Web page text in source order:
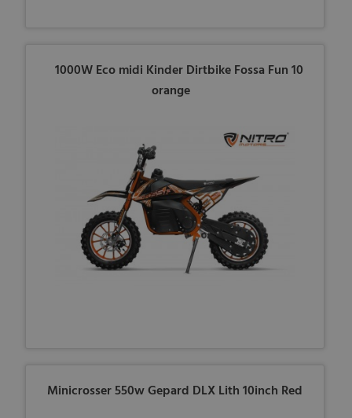
1000W Eco midi Kinder Dirtbike Fossa Fun 10
orange
Minicrosser 550w Gepard DLX Lith 10inch Red